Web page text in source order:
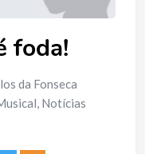
foda!
da Fonseca
, Notícias